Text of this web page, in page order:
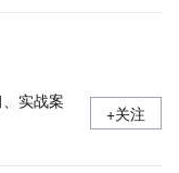
实战案
+关注